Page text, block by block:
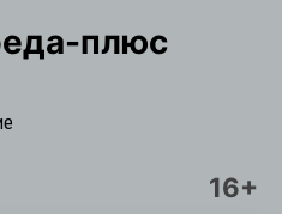
плюс
16+